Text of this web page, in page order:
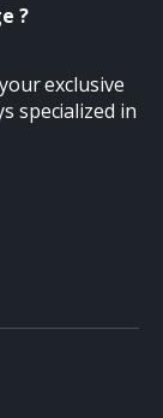
?
exclusive
specialized in